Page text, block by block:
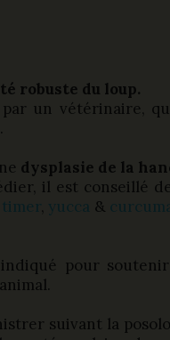
robuste du loup.
un vétérinaire,
dysplasie de la
il est conseillé
, yucca &
pour
suivant la